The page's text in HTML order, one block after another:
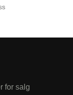
for salg